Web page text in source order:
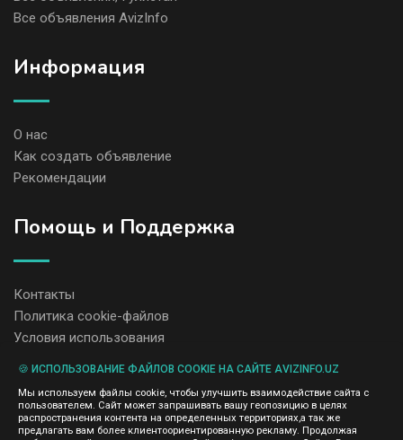
Все объявления AvizInfo
Информация
О нас
Как создать объявление
Рекомендации
Помощь и Поддержка
Контакты
Политика cookie-файлов
Условия использования
содержание размещенных объявлений.
Мы ценим конфиденциальность наших пользователей. Мы не
передаем и не продаем личную информацию зарегистрированных
🍪 ИСПОЛЬЗОВАНИЕ ФАЙЛОВ COOKIE НА САЙТЕ AVIZINFO.UZ
Мы используем файлы cookie, чтобы улучшить взаимодействие сайта с
пользователем. Сайт может запрашивать вашу геопозицию в целях
распространения контента на определенных территориях,а так же
предлагать вам более клиентоориентированную рекламу. Продолжая